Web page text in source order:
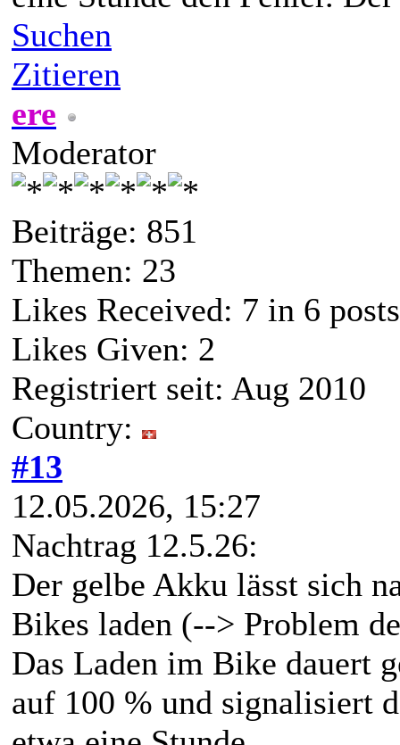
Suchen
Zitieren
ere
Moderator
Beiträge: 851
Themen: 23
Likes Received: 7 in 6 posts
Likes Given: 2
Registriert seit: Aug 2010
Country:
#13
12.05.2026, 15:27
Nachtrag 12.5.26:
Der gelbe Akku lässt sich
Bikes laden (--> Problem
Das Laden im Bike dauert
auf 100 % und signalisiert